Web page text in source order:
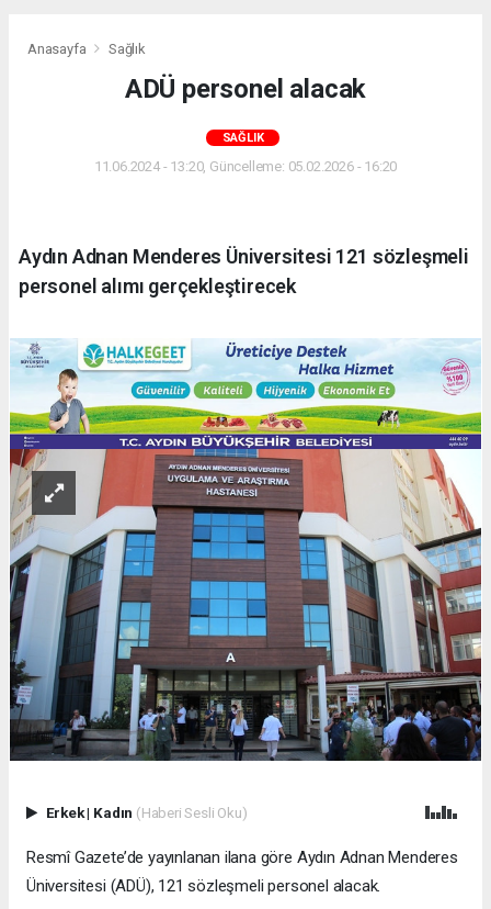
Anasayfa Sağlık
ADÜ personel alacak
SAĞLIK
11.06.2024 - 13:20, Güncelleme: 05.02.2026 - 16:20
Aydın Adnan Menderes Üniversitesi 121 sözleşmeli
personel alımı gerçekleştirecek
Erkek| Kadın (Haberi Sesli Oku)
Resmî Gazete’de yayınlanan ilana göre Aydın Adnan Menderes
Üniversitesi (ADÜ), 121 sözleşmeli personel alacak.